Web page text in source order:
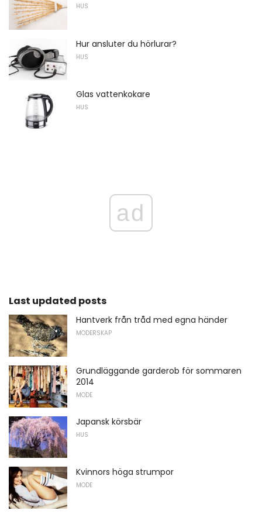
HUS
Hur ansluter du hörlurar?
HUS
Glas vattenkokare
HUS
ad
Last updated posts
Hantverk från tråd med egna händer
MODERSKAP
Grundläggande garderob för sommaren
2014
MODE
Japansk körsbär
HUS
Kvinnors höga strumpor
MODE